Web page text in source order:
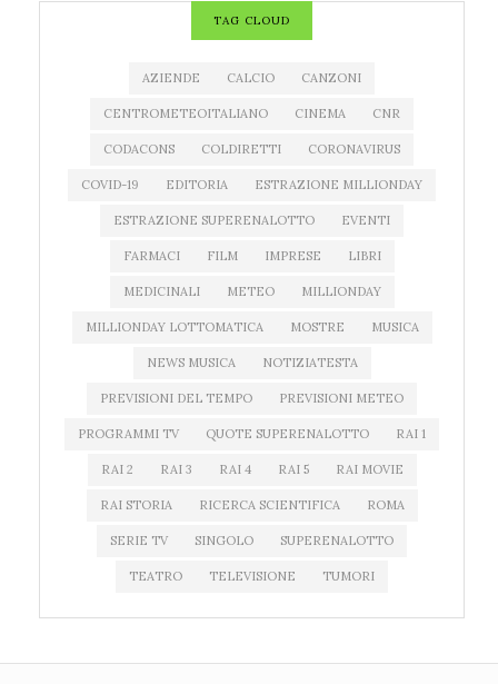
TAG CLOUD
AZIENDE CALCIO CANZONI
CENTROMETEOITALIANO CINEMA CNR
CODACONS COLDIRETTI CORONAVIRUS
COVID-19 EDITORIA ESTRAZIONE MILLIONDAY
ESTRAZIONE SUPERENALOTTO EVENTI
FARMACI FILM IMPRESE LIBRI
MEDICINALI METEO MILLIONDAY
MILLIONDAY LOTTOMATICA MOSTRE MUSICA
NEWS MUSICA NOTIZIATESTA
PREVISIONI DEL TEMPO PREVISIONI METEO
PROGRAMMI TV QUOTE SUPERENALOTTO RAI 1
RAI 2 RAI 3 RAI 4 RAI 5 RAI MOVIE
RAI STORIA RICERCA SCIENTIFICA ROMA
SERIE TV SINGOLO SUPERENALOTTO
TEATRO TELEVISIONE TUMORI